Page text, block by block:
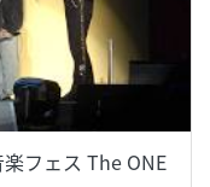
フェス The ONE